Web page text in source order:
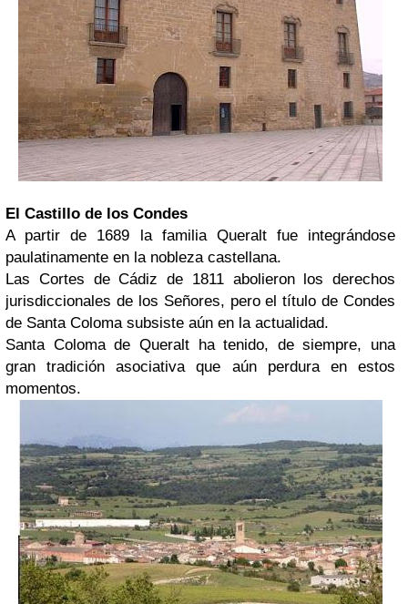
El Castillo de los Condes
A partir de 1689 la familia Queralt fue integrándose
paulatinamente en la nobleza castellana.
Las Cortes de Cádiz de 1811 abolieron los derechos
jurisdiccionales de los Señores, pero el título de Condes
de Santa Coloma subsiste aún en la actualidad.
Santa Coloma de Queralt ha tenido, de siempre, una
gran tradición asociativa que aún perdura en estos
momentos.